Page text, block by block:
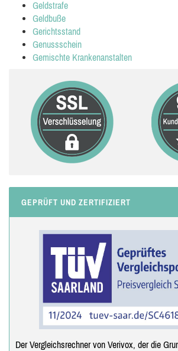
Geldstrafe
Geldbuße
Gerichtsstand
Genussschein
Gemischte Krankenanstalten
GEPRÜFT UND ZERTIFIZIERT
Der Vergleichsrechner von Verivox, der die